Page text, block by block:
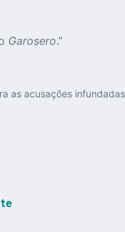
Garosero.”
acusações